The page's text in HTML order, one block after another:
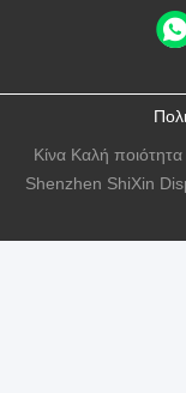
Κίνα Καλή
Shenzhen ShiXin